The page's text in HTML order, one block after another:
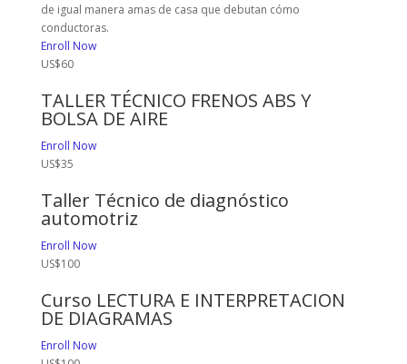
de igual manera amas de casa que debutan cómo
conductoras.
Enroll Now
US$60
TALLER TÉCNICO FRENOS ABS Y
BOLSA DE AIRE
Enroll Now
US$35
Taller Técnico de diagnóstico
automotriz
Enroll Now
US$100
Curso LECTURA E INTERPRETACION
DE DIAGRAMAS
Enroll Now